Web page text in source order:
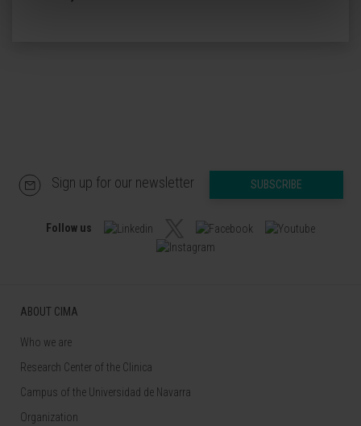
Sign up for our newsletter SUBSCRIBE
Follow us
ABOUT CIMA
Who we are
Research Center of the Clinica
Campus of the Universidad de Navarra
Organization